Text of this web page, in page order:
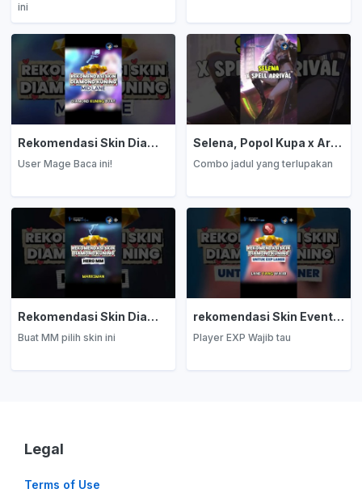
ini
Rekomendasi Skin Diamond Kuning: Mage
User Mage Baca ini!
Selena, Popol Kupa x Arrival
Combo jadul yang terlupakan
Rekomendasi Skin Diamond Kuning: Marksman
Buat MM pilih skin ini
rekomendasi Skin Event Diamond Kuning: EXP Laner
Player EXP Wajib tau
Legal
Terms of Use